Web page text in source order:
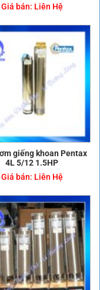
Giá bán: Liên Hệ
giếng khoan Pentax
4L 5/12 1.5HP
Giá bán: Liên Hệ